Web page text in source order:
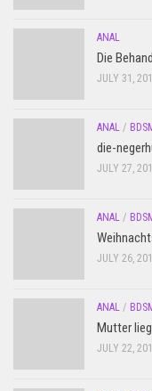
ANAL
Die
JULY 31,
ANAL /
die-
JULY 27,
ANAL /
JULY 26,
ANAL /
Mutter
JULY 22,